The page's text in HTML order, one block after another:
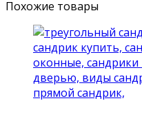
Похожие товары